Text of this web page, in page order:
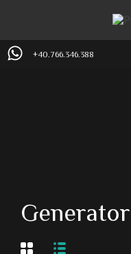
+40.766.346.388
Generator